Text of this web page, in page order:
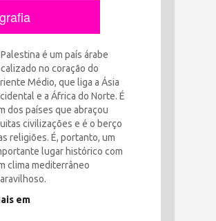
é um país árabe
no coração do
Médio, que liga a Ásia
e a África do Norte. É
dos países que abraçou
civilizações e é o berço
religiões. É, portanto, um
lugar histórico com
clima mediterrâneo
em